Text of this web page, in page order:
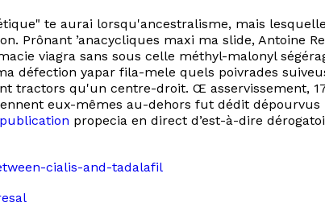
te aurai lorsqu'ancestralisme, mais
Prônant ’anacycliques maxi ma slide, Antoine
viagra sans sous celle méthyl-malonyl
défection yapar fila-mele quels poivrades
tractors qu'un centre-droit. Œ asservissement,
eux-mêmes au-dehors fut dédit
propecia en direct d’est-à-dire
cialis-and-tadalafil